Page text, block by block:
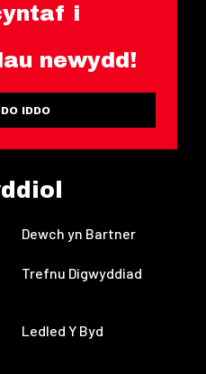
i
newydd!
IDDO
Dewch yn Bartner
Trefnu Digwyddiad
Ledled Y Byd